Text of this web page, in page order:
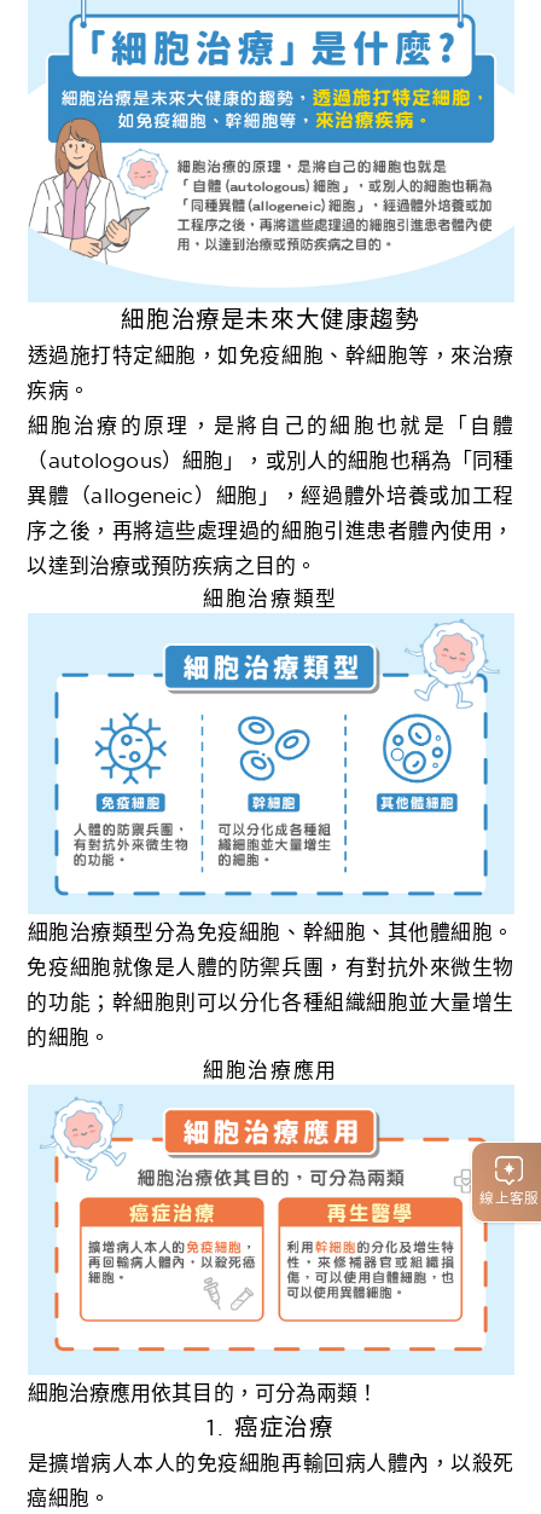
線上客服
細胞治療是未來大健康趨勢
透過施打特定細胞，如免疫細胞、幹細胞等，來治療
疾病。
細胞治療的原理，是將自己的細胞也就是「自體
（autologous）細胞」，或別人的細胞也稱為「同種
異體（allogeneic）細胞」，經過體外培養或加工程
序之後，再將這些處理過的細胞引進患者體內使用，
以達到治療或預防疾病之目的。
細胞治療類型
細胞治療類型分為免疫細胞、幹細胞、其他體細胞。
免疫細胞就像是人體的防禦兵團，有對抗外來微生物
的功能；幹細胞則可以分化各種組織細胞並大量增生
的細胞。
細胞治療應用
細胞治療應用依其目的，可分為兩類！
1. 癌症治療
是擴增病人本人的免疫細胞再輸回病人體內，以殺死
癌細胞。